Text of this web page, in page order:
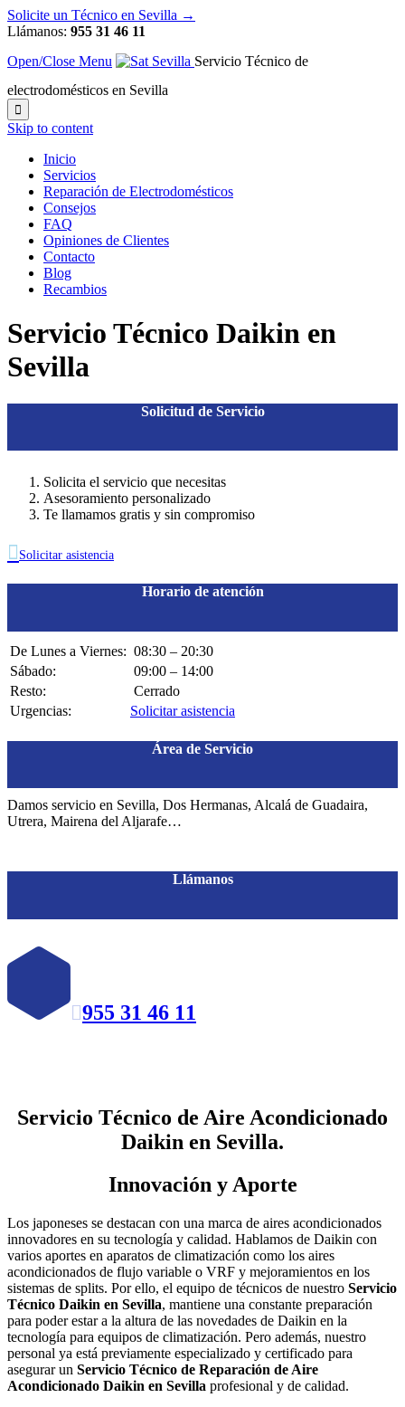
Solicite un Técnico en Sevilla →
Llámanos: 955 31 46 11
Open/Close Menu
Servicio Técnico de
electrodomésticos en Sevilla

Skip to content
Inicio
Servicios
Reparación de Electrodomésticos
Consejos
FAQ
Opiniones de Clientes
Contacto
Blog
Recambios
Servicio Técnico Daikin en
Sevilla
Solicitud de Servicio
Solicita el servicio que necesitas
Asesoramiento personalizado
Te llamamos gratis y sin compromiso
 Solicitar asistencia
Horario de atención
De Lunes a Viernes: 08:30 – 20:30
Sábado:
09:00 – 14:00
Resto:
Cerrado
Urgencias:
Solicitar asistencia
Área de Servicio
Damos servicio en Sevilla, Dos Hermanas, Alcalá de Guadaira,
Utrera, Mairena del Aljarafe…
Llámanos
955 31 46 11
Servicio Técnico de Aire Acondicionado
Daikin en Sevilla.
Innovación y Aporte
Los japoneses se destacan con una marca de aires acondicionados
innovadores en su tecnología y calidad. Hablamos de Daikin con
varios aportes en aparatos de climatización como los aires
acondicionados de flujo variable o VRF y mejoramientos en los
sistemas de splits. Por ello, el equipo de técnicos de nuestro Servicio
Técnico Daikin en Sevilla, mantiene una constante preparación
para poder estar a la altura de las novedades de Daikin en la
tecnología para equipos de climatización. Pero además, nuestro
personal ya está previamente especializado y certificado para
asegurar un Servicio Técnico de Reparación de Aire
Acondicionado Daikin en Sevilla profesional y de calidad.